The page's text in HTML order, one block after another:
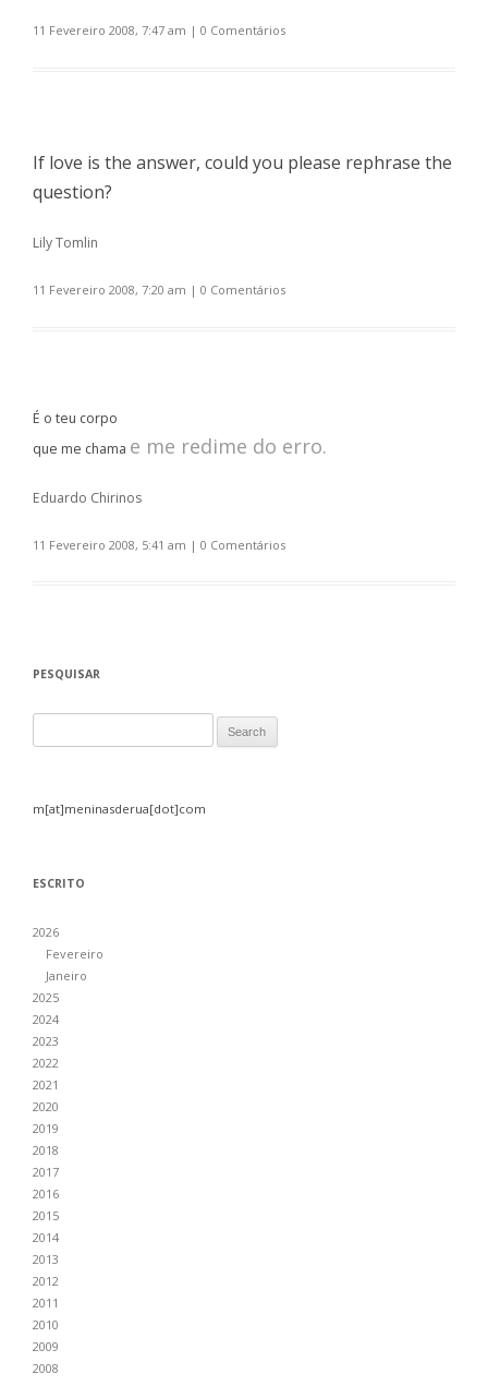
11 Fevereiro 2008, 7:47 am | 0 Comentários
If love is the answer, could you please rephrase the
question?
Lily Tomlin
11 Fevereiro 2008, 7:20 am | 0 Comentários
É o teu corpo
que me chama e me redime do erro.
Eduardo Chirinos
11 Fevereiro 2008, 5:41 am | 0 Comentários
PESQUISAR
m[at]meninasderua[dot]com
ESCRITO
2026
Fevereiro
Janeiro
2025
2024
2023
2022
2021
2020
2019
2018
2017
2016
2015
2014
2013
2012
2011
2010
2009
2008